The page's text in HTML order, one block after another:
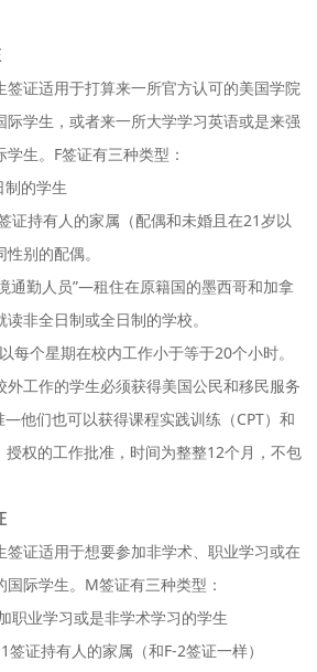
证适用于打算来一所官方认可的美国学院
际学生，或者来一所大学学习英语或是来强
生。F签证有三种类型：
的学生
持有人的家属（配偶和未婚且在21岁以
别的配偶。
勤人员”—租住在原籍国的墨西哥和加拿
非全日制或全日制的学校。
个星期在校内工作小于等于20个小时。
外工作的学生必须获得美国公民和移民服务
—他们也可以获得课程实践训练（CPT）和
授权的工作批准，时间为整整12个月，不包
证适用于想要参加非学术、职业学习或在
际学生。M签证有三种类型：
业学习或是非学术学习的学生
证持有人的家属（和F-2签证一样）